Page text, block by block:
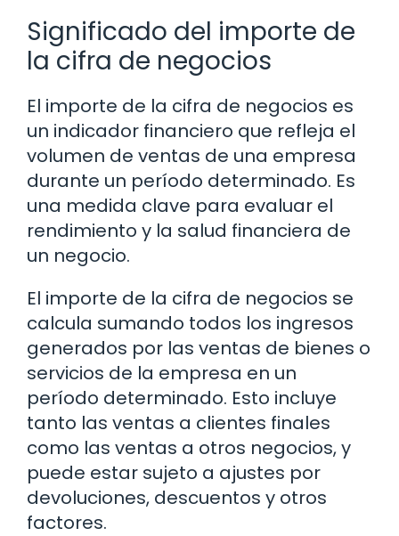
Significado del importe de
la cifra de negocios
El importe de la cifra de negocios es
un indicador financiero que refleja el
volumen de ventas de una empresa
durante un período determinado. Es
una medida clave para evaluar el
rendimiento y la salud financiera de
un negocio.
El importe de la cifra de negocios se
calcula sumando todos los ingresos
generados por las ventas de bienes o
servicios de la empresa en un
período determinado. Esto incluye
tanto las ventas a clientes finales
como las ventas a otros negocios, y
puede estar sujeto a ajustes por
devoluciones, descuentos y otros
factores.